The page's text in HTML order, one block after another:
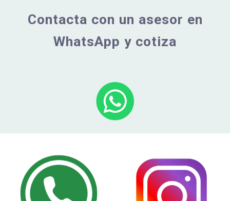
Contacta con un asesor en
WhatsApp y cotiza